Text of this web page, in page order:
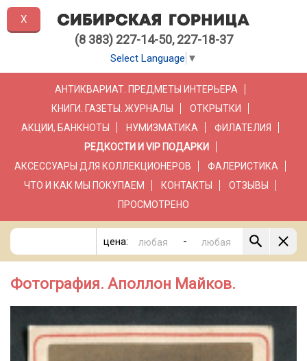
(8 383) 227-14-50, 227-18-37
Select Language ▼
АНТИКВАРИАТ. ПРЕДМЕТЫ ИНТЕРЬЕРА
КНИГИ. ГАЗЕТЫ. ЖУРНАЛЫ
ОТКРЫТКИ
АКЦИИ, БАНКНОТЫ
НУМИЗМАТИКА
ФИЛАТЕЛИЯ
РЕДКОСТИ И VIP ПОДАРКИ
АКСЕССУАРЫ ДЛЯ КОЛЛЕКЦИОНЕРОВ
ФАЛЕРИСТИКА
ЧТО И КАК МЫ ПОКУПАЕМ
КОНТАКТЫ
ОТЗЫВЫ
ПРОСМОТРЕНО
цена: -
Фотография. Аполлон Майков.
X